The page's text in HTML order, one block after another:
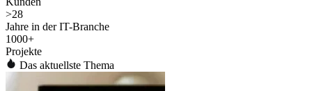
>28
Jahre in der IT-Branche
1000+
Projekte
Das aktuellste Thema